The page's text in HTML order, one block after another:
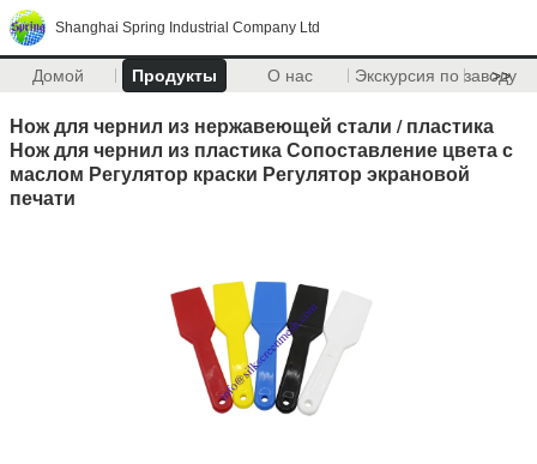
Shanghai Spring Industrial Company Ltd
Домой Продукты О нас Экскурсия по заводу
>>
Нож для чернил из нержавеющей стали / пластика
Нож для чернил из пластика Сопоставление цвета с
маслом Регулятор краски Регулятор экрановой
печати